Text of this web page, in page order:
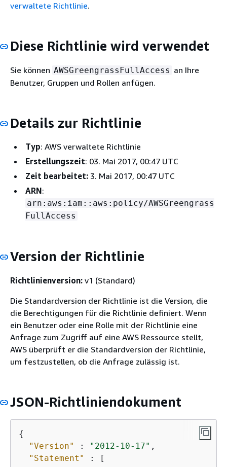
verwaltete Richtlinie.
Diese Richtlinie wird verwendet
Sie können AWSGreengrassFullAccess an Ihre
Benutzer, Gruppen und Rollen anfügen.
Details zur Richtlinie
Typ: AWS verwaltete Richtlinie
Erstellungszeit: 03. Mai 2017, 00:47 UTC
Zeit bearbeitet: 3. Mai 2017, 00:47 UTC
ARN:
arn:aws:iam::aws:policy/AWSGreengrass
FullAccess
Version der Richtlinie
Richtlinienversion: v1 (Standard)
Die Standardversion der Richtlinie ist die Version, die
die Berechtigungen für die Richtlinie definiert. Wenn
ein Benutzer oder eine Rolle mit der Richtlinie eine
Anfrage zum Zugriff auf eine AWS Ressource stellt,
AWS überprüft er die Standardversion der Richtlinie,
um festzustellen, ob die Anfrage zulässig ist.
JSON-Richtliniendokument
{
"Version"
: "2012-10-17" ,
"Statement"
: [